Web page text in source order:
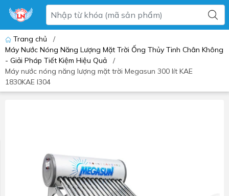
Trang chủ
/
Máy Nước Nóng Năng Lượng Mặt Trời Ống Thủy Tinh Chân Không
- Giải Pháp Tiết Kiệm Hiệu Quả
/
Máy nước nóng năng lượng mặt trời Megasun 300 lít KAE
1830KAE I304